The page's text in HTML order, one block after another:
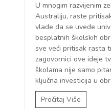
U mnogim razvijenim
Australiju, raste
vlade da se uvede
besplatnih školskih
sve veći pritisak rasta
zagovornici ove ideje
školama nije samo
ključna investicija u
Pročitaj Više